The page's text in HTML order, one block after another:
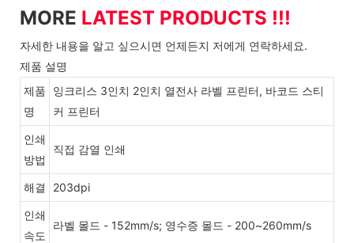
MORE LATEST PRODUCTS !!!
자세한 내용을 알고 싶으시면 언제든지 저에게 연락하세요.
제품 설명
제품
명
잉크리스 3인치 2인치 열전사 라벨 프린터, 바코드 스티
커 프린터
인쇄
방법
직접 감열 인쇄
해결 203dpi
인쇄
속도
라벨 몰드 - 152mm/s; 영수증 몰드 - 200~260mm/s